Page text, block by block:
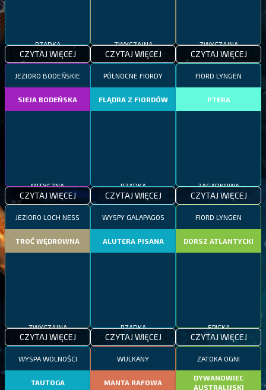
RZADKA
CZYTAJ WIĘCEJ
ZWYCZAJNA
CZYTAJ WIĘCEJ
ZWYCZAJNA
CZYTAJ WIĘCEJ
JEZIORO BODEŃSKIE
SIEJA BODEŃSKA
MITYCZNA
CZYTAJ WIĘCEJ
PÓŁNOCNE FIORDY
FLĄDRA Z FIORDÓW
RZADKA
CZYTAJ WIĘCEJ
FIORD LYNGEN
PTERA
ZAGADKOWA
CZYTAJ WIĘCEJ
JEZIORO LOCH NESS
TROĆ WĘDROWNA
ZWYCZAJNA
CZYTAJ WIĘCEJ
WYSPY GALAPAGOS
ALUTERA PISANA
RZADKA
CZYTAJ WIĘCEJ
FIORD LYNGEN
DORSZ ATLANTYCKI
EPICKA
CZYTAJ WIĘCEJ
WYSPA WOLNOŚCI
TAUTOGA
WULKANY
MANTA RAFOWA
ZATOKA OGNI
DYWANOWIEC
AUSTRALIJSKI